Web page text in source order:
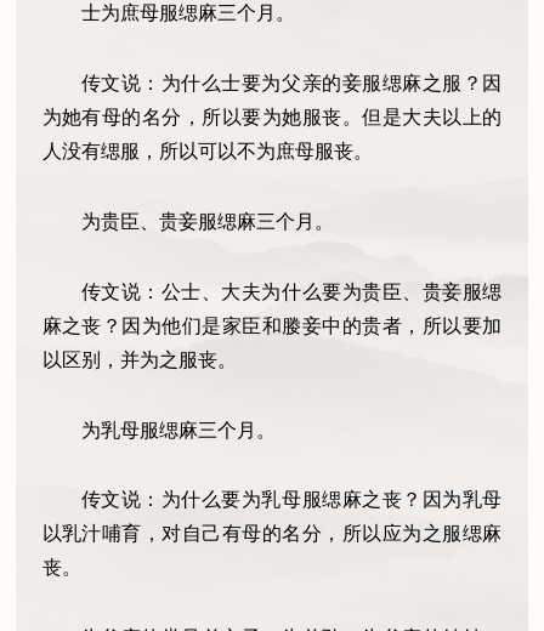
士为庶母服缌麻三个月。
传文说：为什么士要为父亲的妾服缌麻之服？因
为她有母的名分，所以要为她服丧。但是大夫以上的
人没有缌服，所以可以不为庶母服丧。
为贵臣、贵妾服缌麻三个月。
传文说：公士、大夫为什么要为贵臣、贵妾服缌
麻之丧？因为他们是家臣和媵妾中的贵者，所以要加
以区别，并为之服丧。
为乳母服缌麻三个月。
传文说：为什么要为乳母服缌麻之丧？因为乳母
以乳汁哺育，对自己有母的名分，所以应为之服缌麻
丧。